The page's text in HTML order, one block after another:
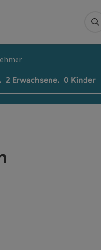
Personenfelder
, 2 Erwachsene, 0 Kinder